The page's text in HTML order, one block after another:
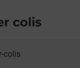
colis
colis